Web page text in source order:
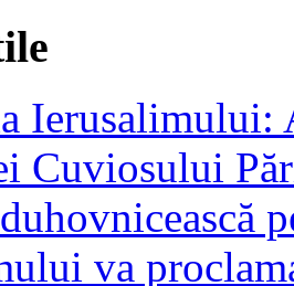
Ierusalimului:
Cuviosului
va